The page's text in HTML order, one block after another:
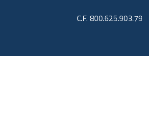
C.F. 800.625.903.79